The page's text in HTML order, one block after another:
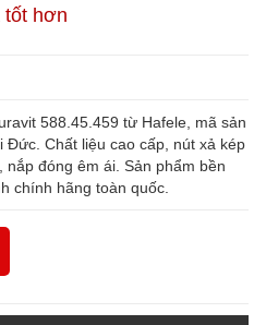
tốt hơn
588.45.459 từ Hafele, mã sản
Đức. Chất liệu cao cấp, nút xả kép
đóng êm ái. Sản phẩm bền
chính hãng toàn quốc.